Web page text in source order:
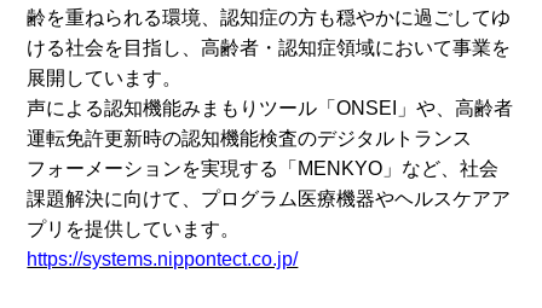
齢を重ねられる環境、認知症の方も穏やかに過ごしてゆ
ける社会を目指し、高齢者・認知症領域において事業を
展開しています。
声による認知機能みまもりツール「ONSEI」や、高齢者
運転免許更新時の認知機能検査のデジタルトランス
フォーメーションを実現する「MENKYO」など、社会
課題解決に向けて、プログラム医療機器やヘルスケアア
プリを提供しています。
https://systems.nippontect.co.jp/